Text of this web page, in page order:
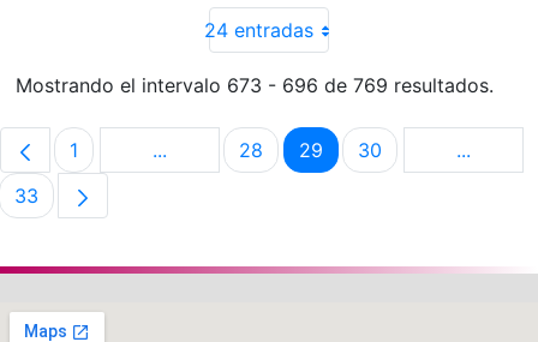
24 entradas
Mostrando el intervalo 673 - 696 de 769 resultados.
Página
1 ...Páginas intermedias Use TAB para
Página
28 Página
29 Página
30 ...
Página
33